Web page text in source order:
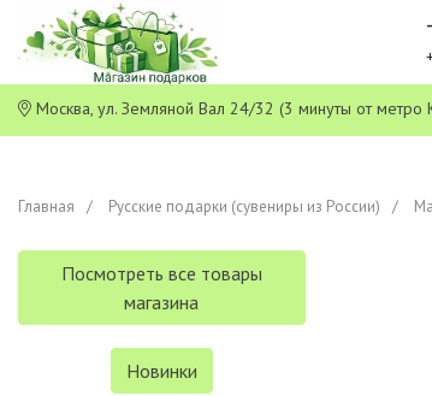
Москва, ул. Земляной Вал 24/32 (3 минуты от
Главная Русские подарки (сувениры из России)
Посмотреть все товары
магазина
Новинки